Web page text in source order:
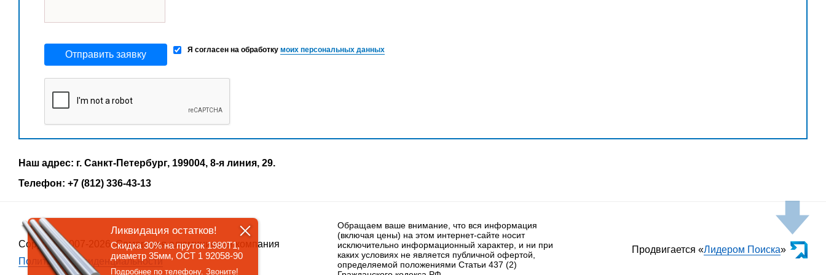
Отправить заявку Я согласен на обработку моих персональных данных
Наш адрес: г. Санкт-Петербург, 199004, 8-я линия, 29.
Телефон: +7 (812) 336-43-13
Copyrigth 2007-2026, Самарская алюминиевая компания
Политика конфиденциальности
Обращаем ваше внимание, что вся информация
(включая цены) на этом интернет-сайте носит
исключительно информационный характер, и ни при
каких условиях не является публичной офертой,
определяемой положениями Статьи 437 (2)
Продвигается «Лидером Поиска»
Ликвидация остатков!
Скидка 30% на пруток 1980Т1,
диаметр 35мм, ОСТ 1 92058-90
Подробнее по телефону. Звоните!